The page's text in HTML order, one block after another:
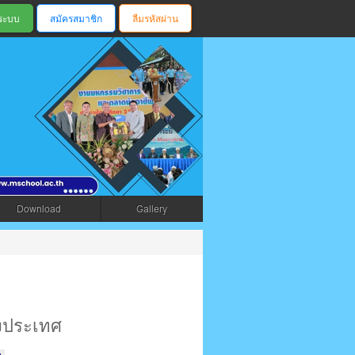
สมัครสมาชิก ลืมรหัสผ่าน
รัง
Download Gallery
ระเทศ